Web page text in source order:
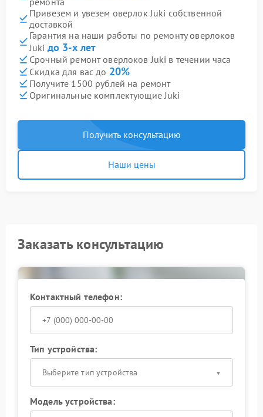
Привезем и увезем оверлок Juki собственной
доставкой
Гарантия на наши работы по ремонту оверлоков
Juki до 3-х лет
Срочный ремонт оверлоков Juki в течении часа
Скидка для вас до 20%
Получите 1500 рублей на ремонт
Оригинальные комплектующие Juki
Получить консультацию
Наши цены
Заказать консультацию
Контактный телефон:
Тип устройства:
Выберите тип устройства
Модель устройства: